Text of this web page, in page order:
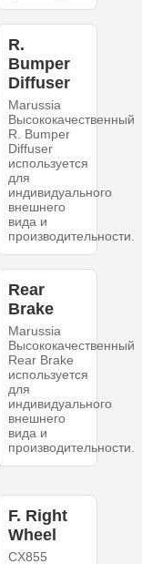
R.
Bumper
Diffuser
Marussia
Высококачественный
R. Bumper
Diffuser
используется
для
индивидуального
внешнего
вида и
производительности.
Rear
Brake
Marussia
Высококачественный
Rear Brake
используется
для
индивидуального
внешнего
вида и
производительности.
F. Right
Wheel
CX855